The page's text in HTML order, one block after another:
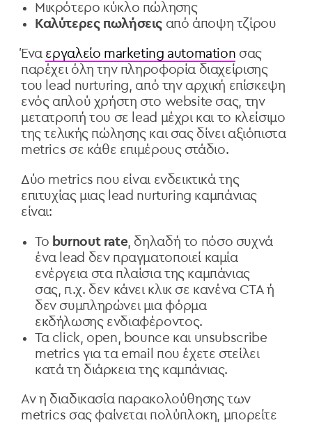
Μικρότερο κύκλο πώλησης
Καλύτερες πωλήσεις από άποψη τζίρου
Ένα εργαλείο marketing automation σας
παρέχει όλη την πληροφορία διαχείρισης
του lead nurturing, από την αρχική επίσκεψη
ενός απλού χρήστη στο website σας, την
μετατροπή του σε lead μέχρι και το κλείσιμο
της τελικής πώλησης και σας δίνει αξιόπιστα
metrics σε κάθε επιμέρους στάδιο.
Δύο metrics που είναι ενδεικτικά της
επιτυχίας μιας lead nurturing καμπάνιας
είναι:
Το burnout rate, δηλαδή το πόσο συχνά
ένα lead δεν πραγματοποιεί καμία
ενέργεια στα πλαίσια της καμπάνιας
σας, π.χ. δεν κάνει κλικ σε κανένα CTA ή
δεν συμπληρώνει μια φόρμα
εκδήλωσης ενδιαφέροντος.
Τα click, open, bounce και unsubscribe
metrics για τα email που έχετε στείλει
κατά τη διάρκεια της καμπάνιας.
Αν η διαδικασία παρακολούθησης των
metrics σας φαίνεται πολύπλοκη, μπορείτε